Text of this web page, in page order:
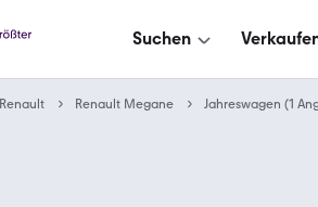
Suchen
Renault Renault Megane Jahreswagen (1